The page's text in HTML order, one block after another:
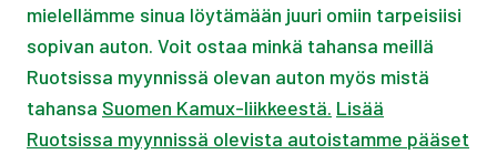
mielellämme sinua löytämään juuri omiin tarpeisiisi
sopivan auton. Voit ostaa minkä tahansa meillä
Ruotsissa myynnissä olevan auton myös mistä
tahansa Suomen Kamux-liikkeestä. Lisää
Ruotsissa myynnissä olevista autoistamme pääset